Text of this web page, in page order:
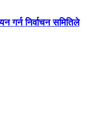
गर्न निर्वाचन समितिले